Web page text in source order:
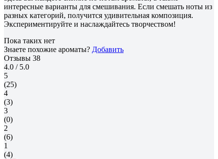
интересные варианты для смешивания. Если смешать ноты из
разных категорий, получится удивительная композиция.
Экспериментируйте и наслаждайтесь творчеством!
Пока таких нет
Знаете похожие ароматы? Добавить
Отзывы 38
4.0 / 5.0
5
(25)
4
(3)
3
(0)
2
(6)
1
(4)